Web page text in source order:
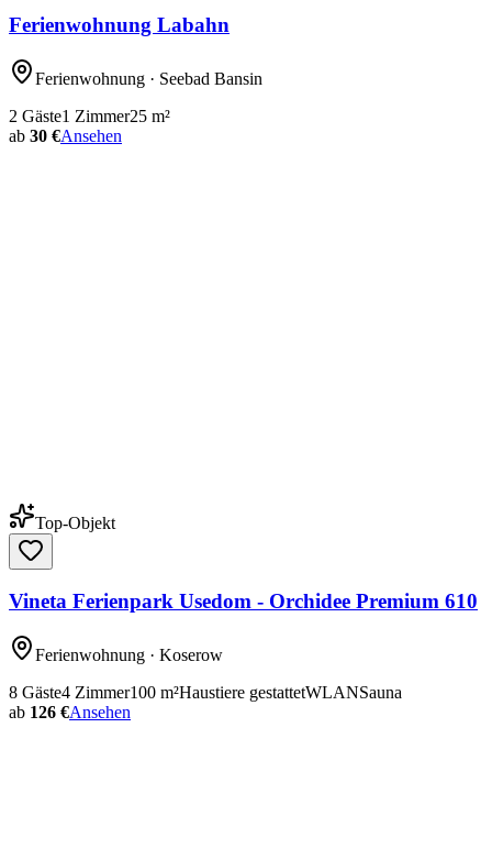
Ferienwohnung Labahn
Ferienwohnung · Seebad Bansin
2 Gäste1 Zimmer25 m²
ab 30 €Ansehen
Top-Objekt
Vineta Ferienpark Usedom - Orchidee Premium 610
Ferienwohnung · Koserow
8 Gäste4 Zimmer100 m²Haustiere gestattetWLANSauna
ab 126 €Ansehen